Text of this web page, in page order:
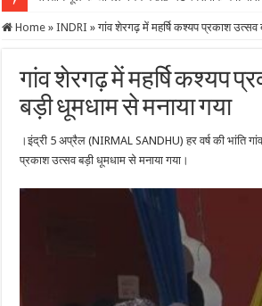
Home » INDRI » गांव शेरगढ़ में महर्षि कश्यप प्रकाश उत्सव
गांव शेरगढ़ में महर्षि कश्यप
बड़ी धूमधाम से मनाया गया
।इंद्री 5 अप्रैल (NIRMAL SANDHU) हर वर्ष की भांति
प्रकाश उत्सव बड़ी धूमधाम से मनाया गया।